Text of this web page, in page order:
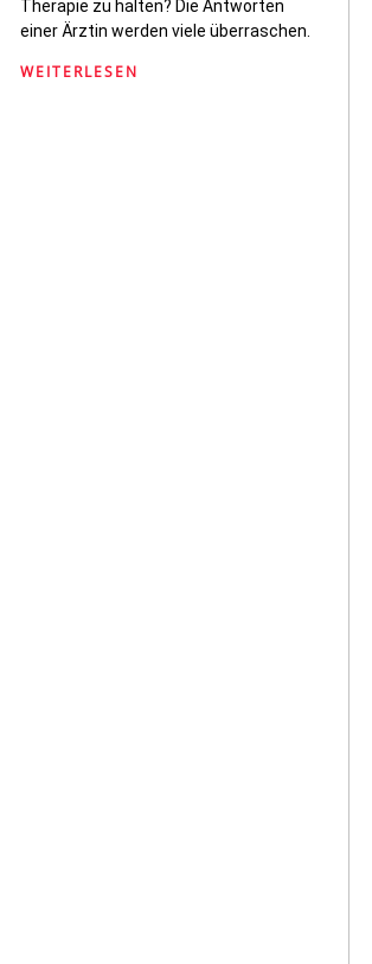
Therapie zu halten? Die Antworten
einer Ärztin werden viele überraschen.
WEITERLESEN